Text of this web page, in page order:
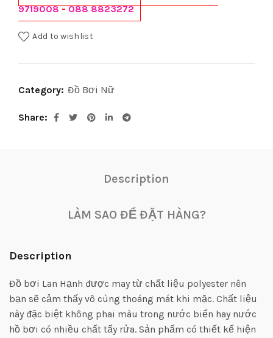
9719008-088 8823272
Add to wishlist
Category: Đồ Bơi Nữ
Share
Description
LÀM SAO ĐỂ ĐẶT HÀNG?
Description
Đồ bơi Lan Hạnh được may từ chất liệu polyester nên
bạn sẽ cảm thấy vô cùng thoáng mát khi mặc. Chất liệu
này đặc biệt không phai màu trong nước biển hay nước
hồ bơi có nhiều chất tẩy rửa. Sản phẩm có thiết kế hiện